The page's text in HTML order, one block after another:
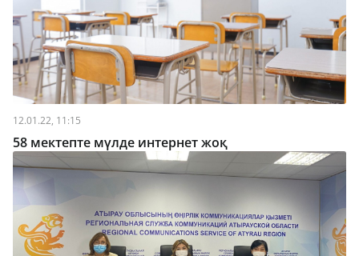
12.01.22, 11:15
58 мектепте мүлде интернет жоқ